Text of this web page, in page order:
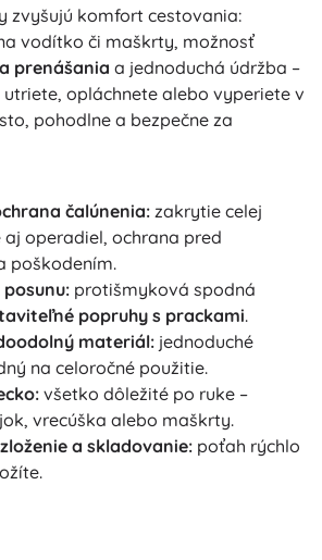
zvyšujú komfort cestovania:
vodítko či maškrty, možnosť
prenášania a jednoduchá údržba –
opláchnete alebo vyperiete v
pohodlne a bezpečne za
čalúnenia: zakrytie celej
aj operadiel, ochrana pred
poškodením.
protišmyková spodná
popruhy s prackami.
materiál: jednoduché
na celoročné použitie.
všetko dôležité po ruke –
vrecúška alebo maškrty.
a skladovanie: poťah rýchlo